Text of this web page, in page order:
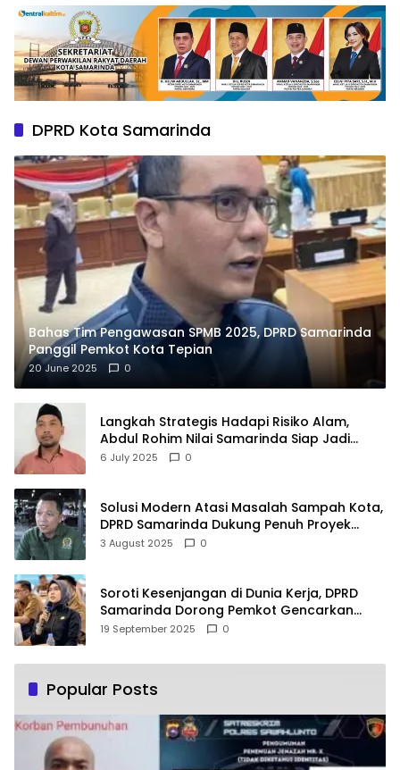
DPRD Kota Samarinda
Bahas Tim Pengawasan SPMB 2025, DPRD Samarinda
Panggil Pemkot Kota Tepian
20 June 2025 0
Langkah Strategis Hadapi Risiko Alam,
Abdul Rohim Nilai Samarinda Siap Jadi
Pusat Logistik Bencana Kalimantan
6 July 2025 0
Solusi Modern Atasi Masalah Sampah Kota,
DPRD Samarinda Dukung Penuh Proyek
PLTSA
3 August 2025 0
Soroti Kesenjangan di Dunia Kerja, DPRD
Samarinda Dorong Pemkot Gencarkan
Pemberdayaan Perempuan
19 September 2025 0
Popular Posts